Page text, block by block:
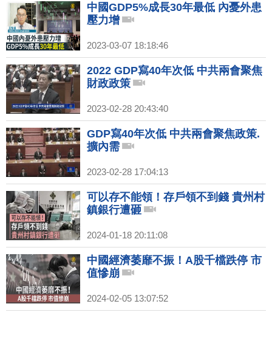
中國GDP5%成長30年最低 內憂外患
壓力增
2023-03-07 18:18:46
2022 GDP寫40年次低 中共兩會聚焦
財政政策
2023-02-28 20:43:40
GDP寫40年次低 中共兩會聚焦政策.
擴內需
2023-02-28 17:04:13
可以存不能領！存戶領不到錢 貴州村
鎮銀行遭砸
2024-01-18 20:11:08
中國經濟萎靡不振！A股千檔跌停 市
值慘崩
2024-02-05 13:07:52